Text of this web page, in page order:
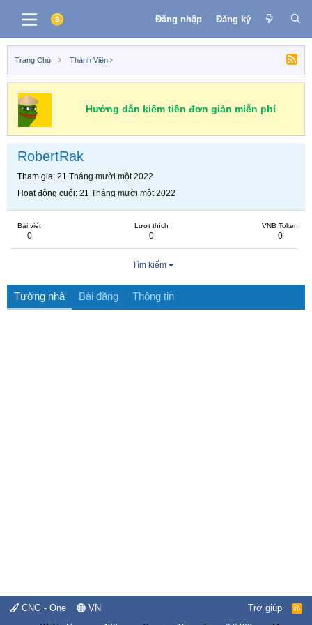
Đăng nhập Đăng ký
Trang Chủ Thành Viên
Hướng dẫn kiếm tiền đơn giản miễn phí
RobertRak
Tham gia 21 Tháng mười một 2022
Hoạt động cuối 21 Tháng mười một 2022
Bài viết
0
Lượt thích
0
VNB Token
0
Tìm kiếm
Tường nhà Bài đăng Thông tin
CNG - One VN Trợ giúp
R